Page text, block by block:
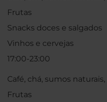
Frutas
Snacks doces e salgados
Vinhos e cervejas
17:00-23:00
Café, chá, sumos
Frutas